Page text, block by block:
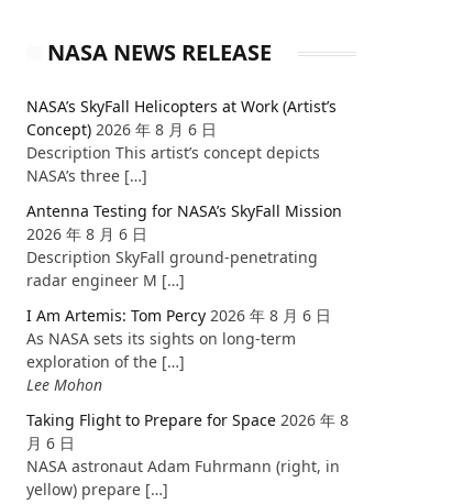
NASA NEWS RELEASE
NASA’s SkyFall Helicopters at Work (Artist’s
Concept) 2026 年 8 月 6 日
Description This artist’s concept depicts
NASA’s three […]
Antenna Testing for NASA’s SkyFall Mission
2026 年 8 月 6 日
Description SkyFall ground-penetrating
radar engineer M […]
I Am Artemis: Tom Percy 2026 年 8 月 6 日
As NASA sets its sights on long-term
exploration of the […]
Lee Mohon
Taking Flight to Prepare for Space 2026 年 8
月 6 日
NASA astronaut Adam Fuhrmann (right, in
yellow) prepare […]